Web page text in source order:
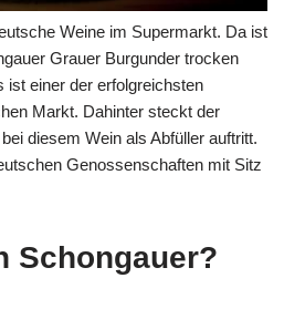
Weine im Supermarkt. Da ist
Grauer Burgunder trocken
ist einer der erfolgreichsten
Markt. Dahinter steckt der
diesem Wein als Abfüller auftritt.
Genossenschaften mit Sitz
Schongauer?